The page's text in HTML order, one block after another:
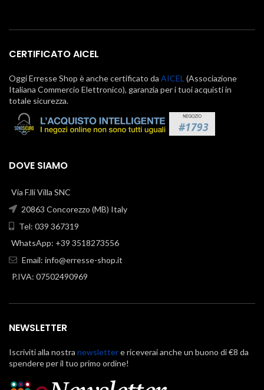
CERTIFICATO AICEL
Oggi Erresse Shop è anche certificato da AICEL (Associazione
Italiana Commercio Elettronico), garanzia per i tuoi acquisti in
totale sicurezza.
DOVE SIAMO
Via F.lli Villa SNC
20863 Concorezzo (MB) Italy
Tel: 039 367319
WhatsApp: +39 3518273556
Email: info@erresse-shop.it
P.IVA: 07502490969
NEWSLETTER
Iscriviti alla nostra newslettere riceverai anche un buono di €8 da
spendere per il tuo primo ordine!